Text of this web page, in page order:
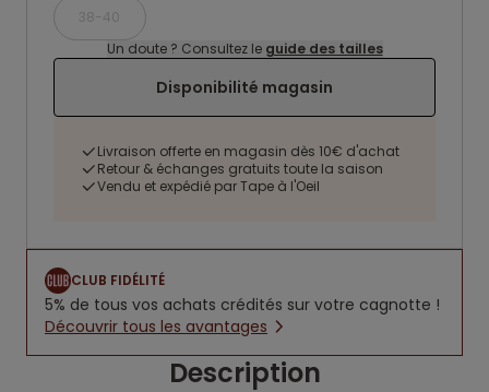
38-40
Un doute ? Consultez le guide des tailles
Disponibilité magasin
Livraison offerte en magasin dès 10€ d'achat
Retour & échanges gratuits toute la saison
Vendu et expédié par Tape à l'Oeil
CLUB FIDÉLITÉ
5% de tous vos achats crédités sur votre cagnotte !
Découvrir tous les avantages
Description